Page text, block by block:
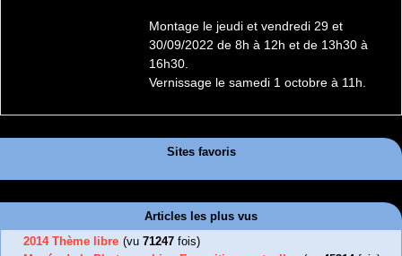
Montage le jeudi et vendredi 29 et
30/09/2022 de 8h à 12h et de 13h30 à
16h30.
Vernissage le samedi 1 octobre à 11h.
Sites favoris
Articles les plus vus
2014 Thème libre (vu 71247 fois)